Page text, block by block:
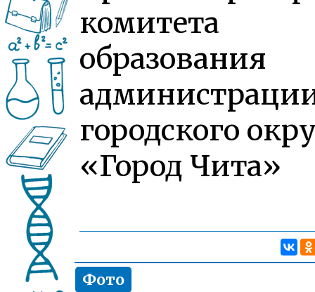
комитета
образования
городского
«Город Чита»
Фото